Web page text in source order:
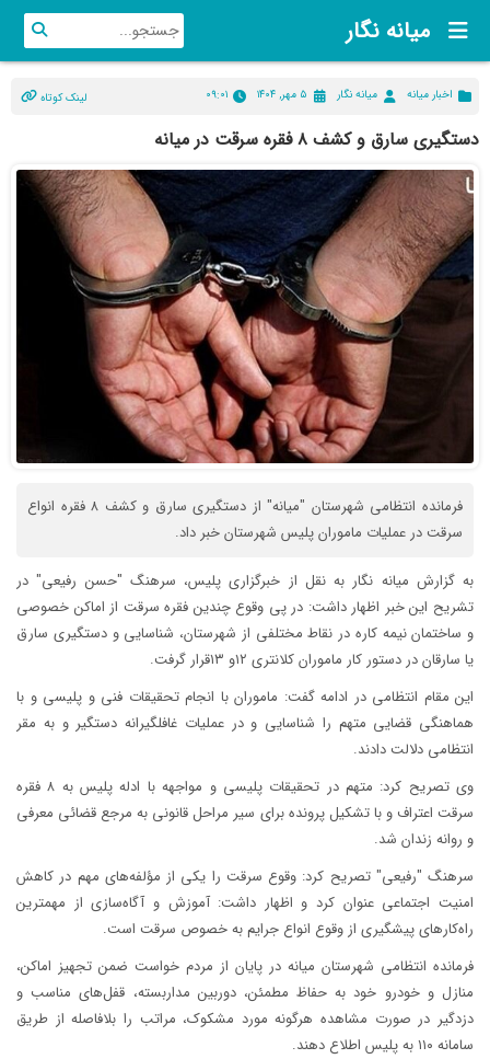
میانه نگار
اخبار میانه میانه نگار ۵ مهر, ۱۴۰۴ ۰۹:۰۱ لینک کوتاه
دستگیری سارق و کشف ۸ فقره سرقت در میانه
فرمانده انتظامی شهرستان "میانه" از دستگیری سارق و کشف ۸ فقره انواع
سرقت در عملیات ماموران پلیس شهرستان خبر داد.
به گزارش میانه نگار به نقل از خبرگزاری پلیس، سرهنگ "حسن رفیعی" در
تشریح این خبر اظهار داشت: در پی وقوع چندین فقره سرقت از اماکن خصوصی
و ساختمان نیمه کاره در نقاط مختلفی از شهرستان، شناسایی و دستگیری سارق
یا سارقان در دستور کار ماموران کلانتری ۱۲و ۱۳قرار گرفت.
این مقام انتظامی در ادامه گفت: ماموران با انجام تحقیقات فنی و پلیسی و با
هماهنگی قضایی متهم را شناسایی و در عملیات غافلگیرانه دستگیر و به مقر
انتظامی دلالت دادند.
وی تصریح کرد: متهم در تحقیقات پلیسی و مواجهه با ادله پلیس به ۸ فقره
سرقت اعتراف و با تشکیل پرونده برای سیر مراحل قانونی به مرجع قضائی معرفی
و روانه زندان شد.
سرهنگ "رفیعی" تصریح کرد: وقوع سرقت را یکی از مؤلفه‌های مهم در کاهش
امنیت اجتماعی عنوان کرد و اظهار داشت: آموزش و آگاه‌سازی از مهمترین
راه‌کارهای پیشگیری از وقوع انواع جرایم به خصوص سرقت است.
فرمانده انتظامی شهرستان میانه در پایان از مردم خواست ضمن تجهیز اماکن،
منازل و خودرو خود به حفاظ مطمئن، دوربین مداربسته، قفل‌های مناسب و
دزدگیر در صورت مشاهده هرگونه مورد مشکوک، مراتب را بلافاصله از طریق
سامانه ۱۱۰ به پلیس اطلاع دهند.